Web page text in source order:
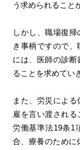
う求められること
しかし、職場復
き事柄ですので
には、医師の診
ることを求めてい
また、労災によ
雇を言い渡される
労働基準法19条1
合、療養のために